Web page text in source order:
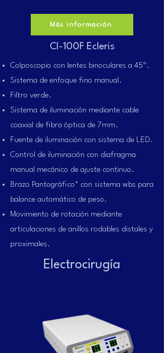
Más información
CI-100F Ecleris
Colposcopio con lentes binoculares a 45º.
Sistema de enfoque fino manual.
Filtro verde.
Sistema de iluminación mediante cable
coaxial de fibra óptica de 7mm.
Fuente de iluminación con sistema de LED.
Control de iluminación con diafragma
manual mecánico de ajuste continuo.
Brazo Pantográfico* con sistema wbs para
balance automático de peso.
Movimiento de rotación mediante
articulaciones de anillos rodables distales y
proximales.
Electrocirugía